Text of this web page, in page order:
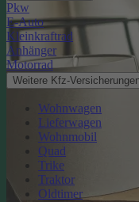
Pkw
E-Auto
Kleinkraftrad
Anhänger
Motorrad
Weitere Kfz-
Wohnwagen
Lieferwagen
Wohnmobil
Quad
Trike
Traktor
Oldtimer